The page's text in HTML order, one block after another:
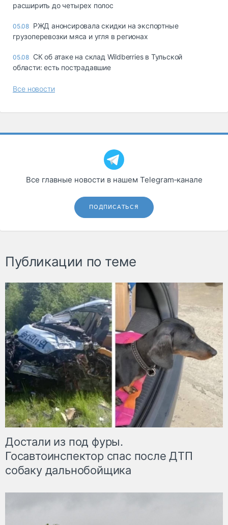
расширить до четырех полос
05.08 РЖД анонсировала скидки на экспортные
грузоперевозки мяса и угля в регионах
05.08 СК об атаке на склад Wildberries в Тульской
области: есть пострадавшие
Все новости
Все главные новости в нашем Telegram‑канале
ПОДПИСАТЬСЯ
Публикации по теме
Достали из под фуры.
Госавтоинспектор спас после ДТП
собаку дальнобойщика